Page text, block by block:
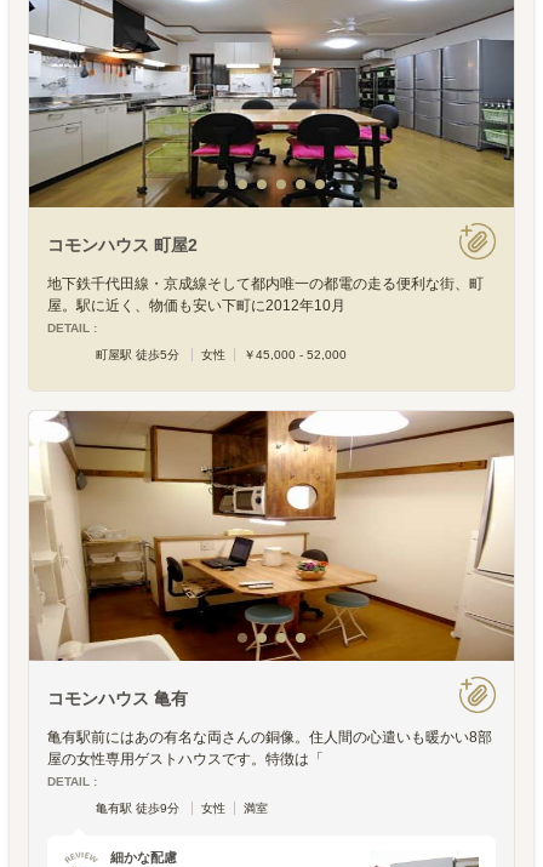
コモンハウス 町屋2
地下鉄千代田線・京成線そして都内唯一の都電の走る便利な街、町
屋。駅に近く、物価も安い下町に2012年10月
DETAIL :
町屋駅 徒歩5分
女性 ￥45,000 - 52,000
コモンハウス 亀有
亀有駅前にはあの有名な両さんの銅像。住人間の心遣いも暖かい8部
屋の女性専用ゲストハウスです。特徴は「
DETAIL :
亀有駅 徒歩9分
女性 満室
細かな配慮